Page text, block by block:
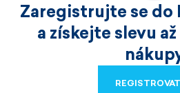
Zaregistrujte se do
a získejte slevu až